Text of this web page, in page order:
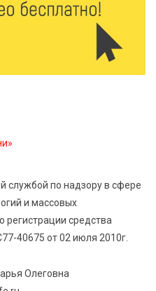
детям прививают
как сделать
в любую погоду
о правилах
службой по надзору в сфере
и массовых
регистрации средства
40675 от 02 июля 2010г.
Олеговна